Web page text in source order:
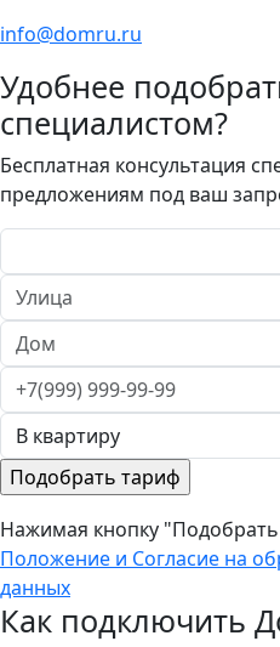
info@domru.ru
Удобнее
специалистом?
Бесплатная консультация
предложениям под ваш
Нажимая кнопку
Положение и Согласие на
данных
Как подключить